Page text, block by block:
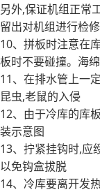
另外,保证机组正常
留出对机组进行检修
10、拼板时注意在
板时不要碰撞。海
11、在排水管上一
昆虫,老鼠的入侵
12、由于冷库的库
装示意图
13、拧紧挂钩时,应
以免钩盒拔脱
14、冷库要离开发